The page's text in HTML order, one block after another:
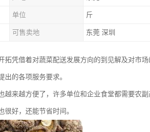
单位 斤
可售卖地 东莞 深圳
凭借着对蔬菜配送发展方向的到见解及对市
的各项服务要求。
来越方便了，许多单位和企业食堂都需要农
好，还能节省时间。